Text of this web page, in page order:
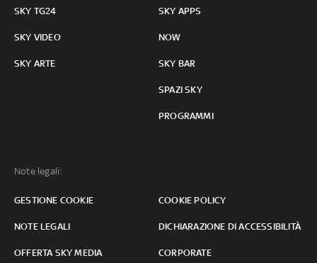
SKY TG24
SKY VIDEO
SKY ARTE
SKY APPS
NOW
SKY BAR
SPAZI SKY
PROGRAMMI
Note legali:
GESTIONE COOKIE COOKIE POLICY
NOTE LEGALI DICHIARAZIONE DI ACCESSIBILITÀ
OFFERTA SKY MEDIA CORPORATE